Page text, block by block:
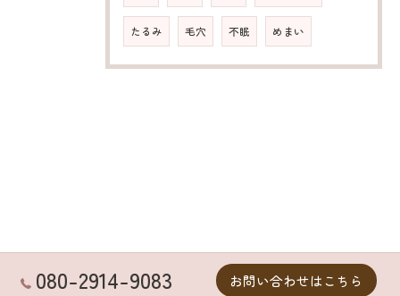
たるみ 毛穴 不眠 めまい
080-2914-9083 お問い合わせはこちら